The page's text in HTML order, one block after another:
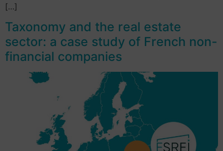
[…]
Taxonomy and the real estate
sector: a case study of French non-
financial companies